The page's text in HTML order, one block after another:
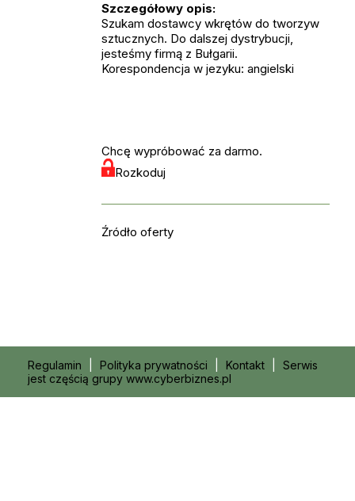
Szczegółowy opis:
Szukam dostawcy wkrętów do tworzyw
sztucznych. Do dalszej dystrybucji,
jesteśmy firmą z Bułgarii.
Korespondencja w jezyku: angielski
Chcę wypróbować za darmo.
Rozkoduj
Źródło oferty
Regulamin Polityka prywatności Kontakt
Serwis
jest częścią grupy www.cyberbiznes.pl